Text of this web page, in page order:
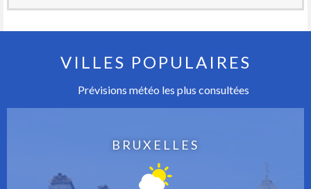
VILLES POPULAIRES
Prévisions météo les plus consultées
BRUXELLES